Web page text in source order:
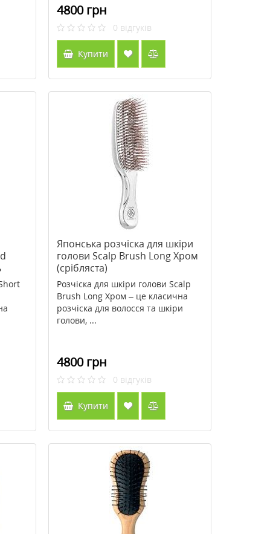
4800 грн
0 відгуків
Купити
Японська розчіска для шкіри
голови Scalp Brush Long Хром
(срібляста)
Розчіска для шкіри голови Scalp
Brush Long Хром – це класична
розчіска для волосся та шкіри
голови, ...
4800 грн
0 відгуків
Купити